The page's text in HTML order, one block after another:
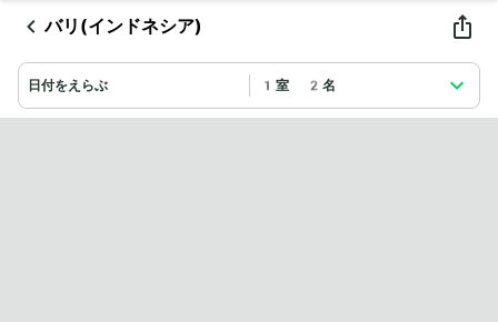
バリ(インドネシア)
日付をえらぶ 1室 2名